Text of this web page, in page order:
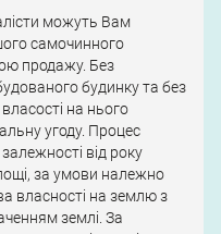
можуть Вам
самочинного
продажу. Без
будинку та без
на нього
угоду. Процес
від року
за умови належно
власності на землю з
землі. За